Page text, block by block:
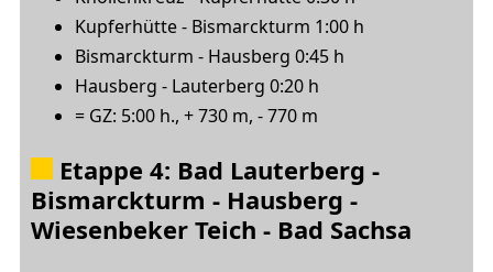
Kupferhütte - Bismarckturm 1:00 h
Bismarckturm - Hausberg 0:45 h
Hausberg - Lauterberg 0:20 h
= GZ: 5:00 h., + 730 m, - 770 m
Etappe 4: Bad Lauterberg -
Bismarckturm - Hausberg -
Wiesenbeker Teich - Bad Sachsa